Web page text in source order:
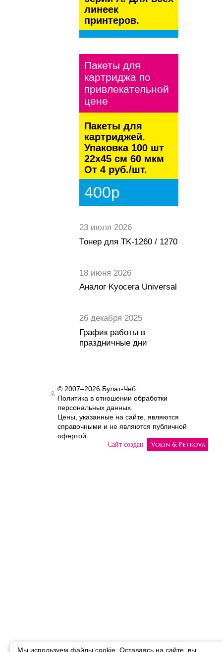
kaspersky
линеек
принтеров.
Пакеты для
картриджа по
привлекательной
цене
Пакеты для
картриджей.
Упаковка 100 шт
22х45 см 60 мкм
От 4 руб./шт.
400р
23 июля 2026
Тонер для TK-1260 / 1270
18 июня 2026
Аналог Kyocera Universal
26 декабря 2025
График работы в
праздничные дни
Сайт создан
© 2007–2026 Булат-Чеб.
Политика в отношении обработки
персональных данных.
Цены, указанные на сайте, являются
справочными и не являются публичной
офертой.
Authorization
Мы используем файлы cookie. Оставаясь на сайте, вы